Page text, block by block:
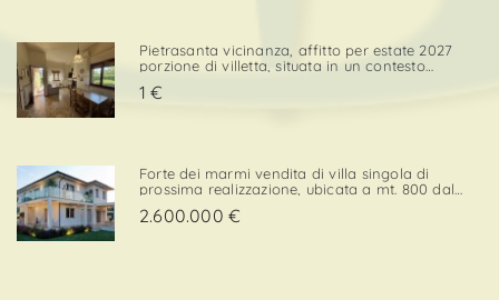
Pietrasanta vicinanza, affitto per estate 2027
porzione di villetta, situata in un contesto
servizi. L’immobile è dotato di una porzione di
1 €
Forte dei marmi vendita di villa singola di
prossima realizzazione, ubicata a mt. 800 dal
elegante e prossima ai servizi. Strutturata su 2
2.600.000 €